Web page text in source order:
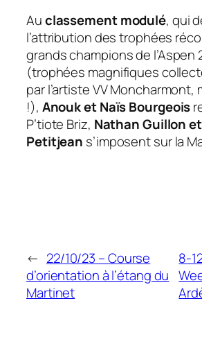
Auclassement modulé, qui
l’attribution des trophées
grands champions de l’Aspen
(trophées magnifiques
par l’artiste VV Moncharmont,
!), Anouk et Naïs Bourgeois
P’tiote Briz, Nathan Guillon
Petitjean s’imposent sur la
← 22/10/23 – Course
d’orientation à l’étang du
Martinet
8-